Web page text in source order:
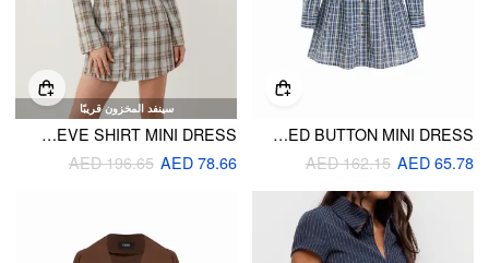
COTTON-BLEND COLLAR TARTAN SHIRRED BUTTON MINI DRESS
AED 65.78
AED 162.15
سينفد المخزون قريبًا
PLAID V-NECK BELL SLEEVE SHIRT MINI DRESS
AED 78.66
AED 196.65